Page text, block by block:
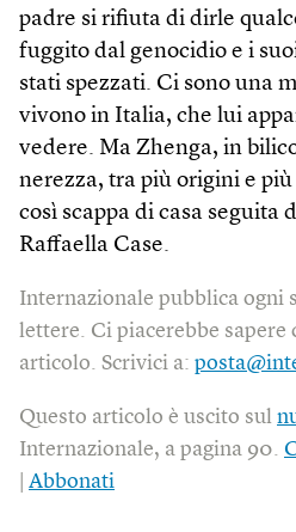
padre si rifiuta di dirle
fuggito dal genocidio e i
stati spezzati. Ci sono una
vivono in Italia, che lui
vedere. Ma Zhenga, in
nerezza, tra più origini e
così scappa di casa seguita
Raffaella Case.
Internazionale pubblica ogni
lettere. Ci piacerebbe sapere
articolo. Scrivici a:
Questo articolo è uscito sul
Internazionale, a pagina 90.
Abbonati